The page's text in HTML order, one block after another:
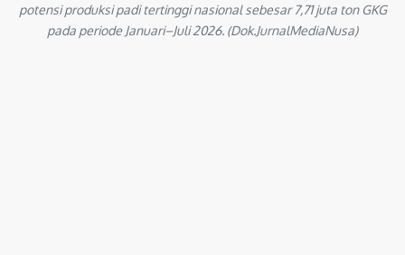
potensi produksi padi tertinggi nasional sebesar 7,71 juta ton GKG
pada periode Januari–Juli 2026. (Dok.JurnalMediaNusa)